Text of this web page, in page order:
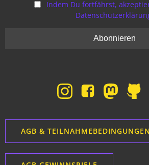
Indem Du fortfährst,
AGB & TEILNAHMEBEDINGUNGEN